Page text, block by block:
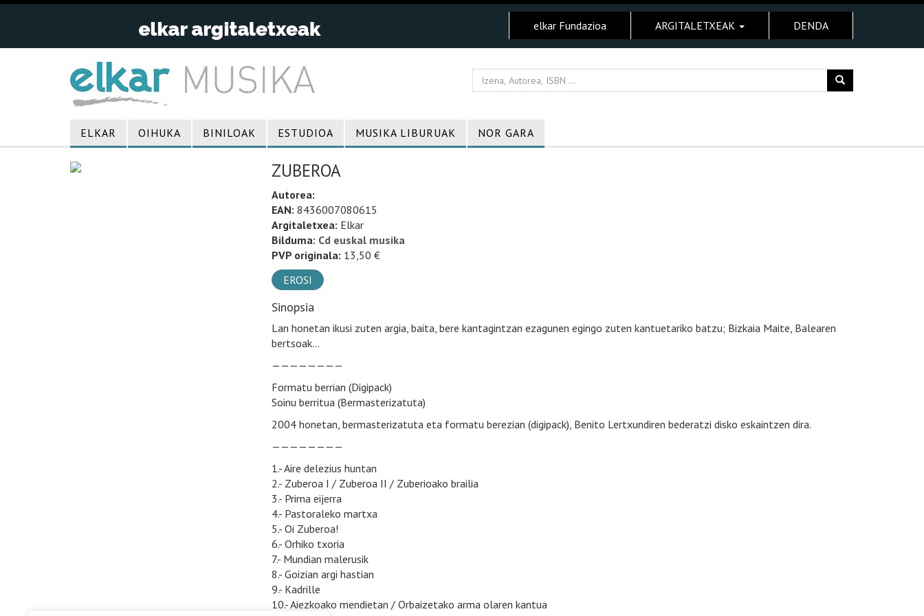
elkar Fundazioa ARGITALETXEAK DENDA
ELKAR OIHUKA BINILOAK ESTUDIOA MUSIKA LIBURUAK NOR GARA
ZUBEROA
Autorea:
EAN: 8436007080615
Argitaletxea: Elkar
Bilduma: Cd euskal musika
PVP originala: 13,50 €
EROSI
Sinopsia
Lan honetan ikusi zuten argia, baita, bere kantagintzan ezagunen egingo zuten kantuetariko batzu; Bizkaia Maite, Balearen
bertsoak…
————————
Formatu berrian (Digipack)
Soinu berritua (Bermasterizatuta)
2004 honetan, bermasterizatuta eta formatu berezian (digipack), Benito Lertxundiren bederatzi disko eskaintzen dira.
————————
1.- Aire delezius huntan
2.- Zuberoa I / Zuberoa II / Zuberioako brailia
3.- Prima eijerra
4.- Pastoraleko martxa
5.- Oi Zuberoa!
6.- Orhiko txoria
7.- Mundian malerusik
8.- Goizian argi hastian
9.- Kadrille
10.- Aiezkoako mendietan / Orbaizetako arma olaren kantua